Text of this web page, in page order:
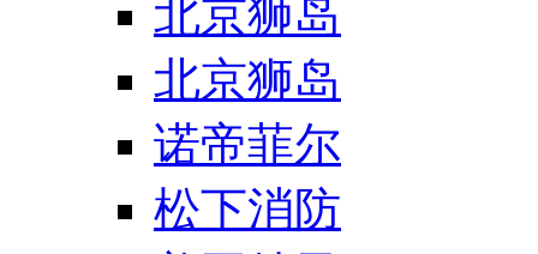
北京狮岛
北京狮岛
诺帝菲尔
松下消防